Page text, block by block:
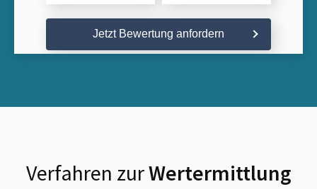
Jetzt Bewertung anfordern
Verfahren zurWertermittlung